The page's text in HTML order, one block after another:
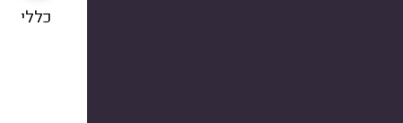
כללי